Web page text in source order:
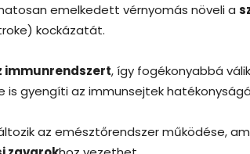
emelkedett vérnyomás növeli a
kockázatát.
immunrendszert, így fogékonyabbá
is gyengíti az immunsejtek
az emésztőrendszer működése,